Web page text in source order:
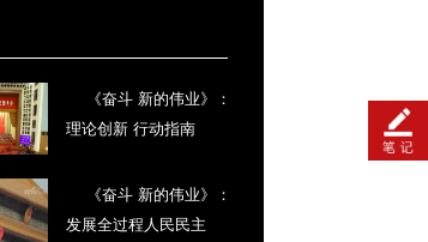
《奋斗 新的伟业》：
理论创新 行动指南
《奋斗 新的伟业》：
发展全过程人民民主